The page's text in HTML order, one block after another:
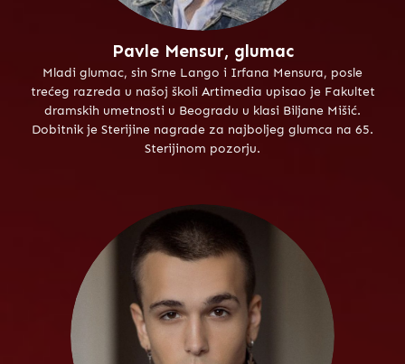
Pavle Mensur, glumac
Mladi glumac, sin Srne Lango i Irfana Mensura, posle
trećeg razreda u našoj školi Artimedia upisao je Fakultet
dramskih umetnosti u Beogradu u klasi Biljane Mišić.
Dobitnik je Sterijine nagrade za najboljeg glumca na 65.
Sterijinom pozorju.